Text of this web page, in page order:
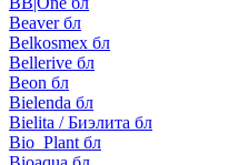
Beaver бл
Belkosmex бл
Bellerive бл
Beon бл
Bielenda бл
Bielita / Биэлита бл
Bio_Plant бл